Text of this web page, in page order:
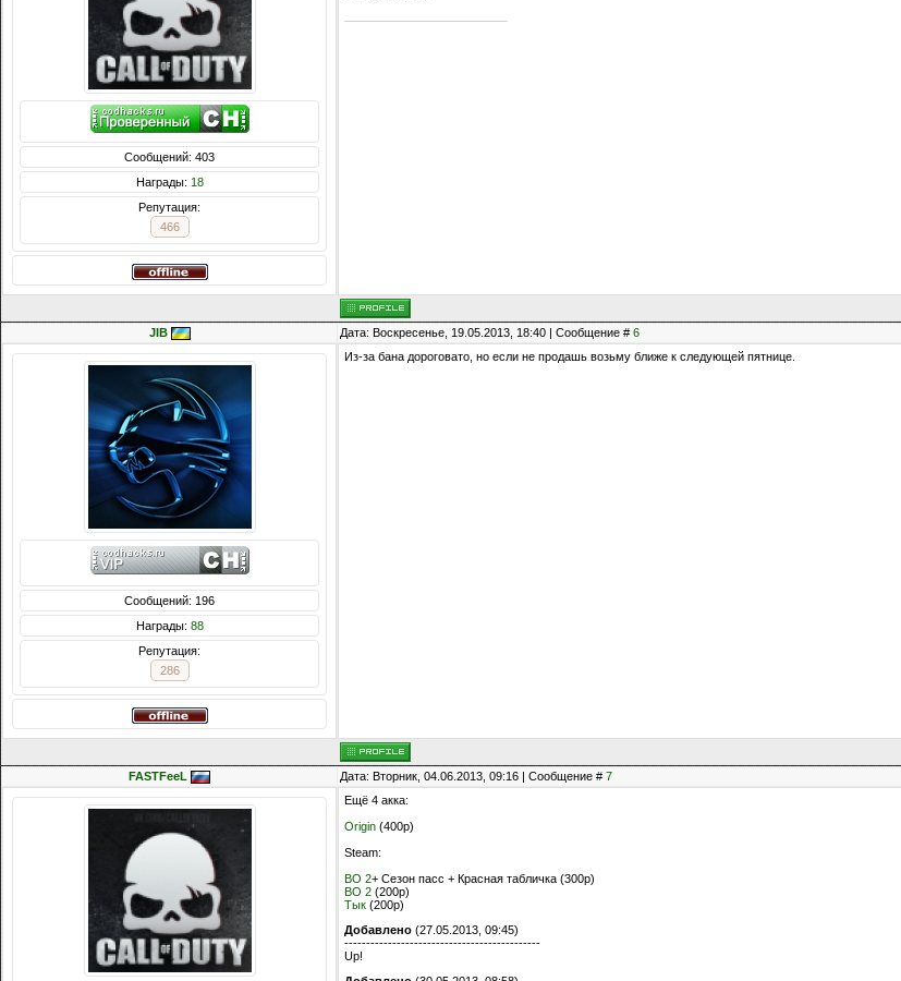
Сообщений: 403
Награды: 18
Репутация:
466
JIB Дата: Воскресенье, 19.05.2013, 18:40 | Сообщение # 6
Сообщений: 196
Награды: 88
Репутация:
286
Из-за бана дороговато, но если не продашь возьму ближе к следующей пятнице.
FASTFeeL Дата: Вторник, 04.06.2013, 09:16 | Сообщение # 7
Ещё 4 акка:
Origin (400р)
Steam:
BO 2+ Сезон пасс + Красная табличка (300р)
BO 2 (200р)
Тык (200р)
Добавлено (27.05.2013, 09:45)
---------------------------------------------
Up!